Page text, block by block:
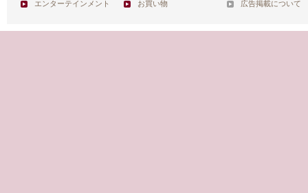
エンターテインメント
お買い物
広告掲載について